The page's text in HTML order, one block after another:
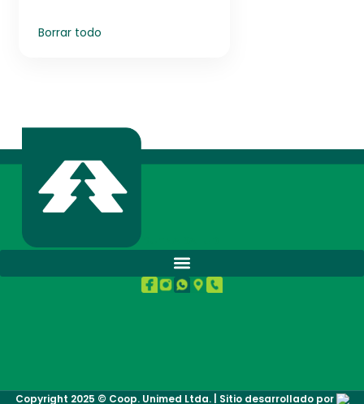
Borrar todo
Copyright 2025 © Coop. Unimed Ltda. | Sitio desarrollado por